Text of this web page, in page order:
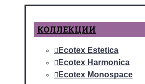
КОЛЛЕКЦИИ
Ecotex Estetica
Ecotex Harmonica
Ecotex Monospace